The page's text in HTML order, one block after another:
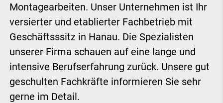
Montagearbeiten. Unser Unternehmen ist Ihr
versierter und etablierter Fachbetrieb mit
Geschäftsssitz in Hanau. Die Spezialisten
unserer Firma schauen auf eine lange und
intensive Berufserfahrung zurück. Unsere gut
geschulten Fachkräfte informieren Sie sehr
gerne im Detail.